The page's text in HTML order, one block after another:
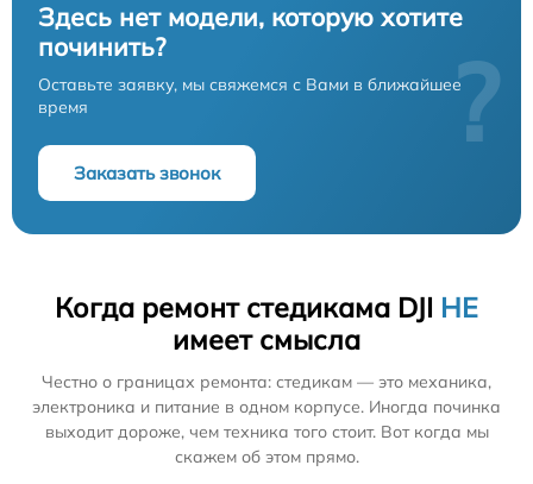
Здесь нет модели, которую хотите
починить?
Оставьте заявку, мы свяжемся с Вами в ближайшее
время
Заказать звонок
?
Когда ремонт стедикама DJI НЕ
имеет смысла
Честно о границах ремонта: стедикам — это механика,
электроника и питание в одном корпусе. Иногда починка
выходит дороже, чем техника того стоит. Вот когда мы
скажем об этом прямо.